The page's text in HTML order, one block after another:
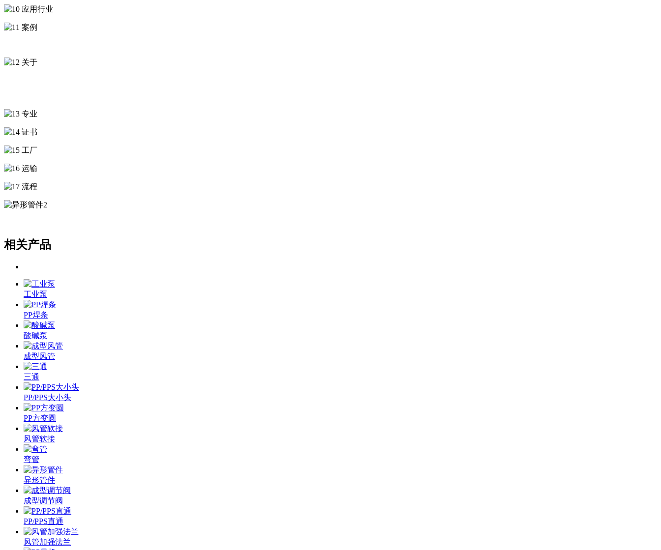
相关产品
工业泵
PP焊条
酸碱泵
成型风管
三通
PP/PPS大小头
PP方变圆
风管软接
弯管
异形管件
成型调节阀
PP/PPS直通
风管加强法兰